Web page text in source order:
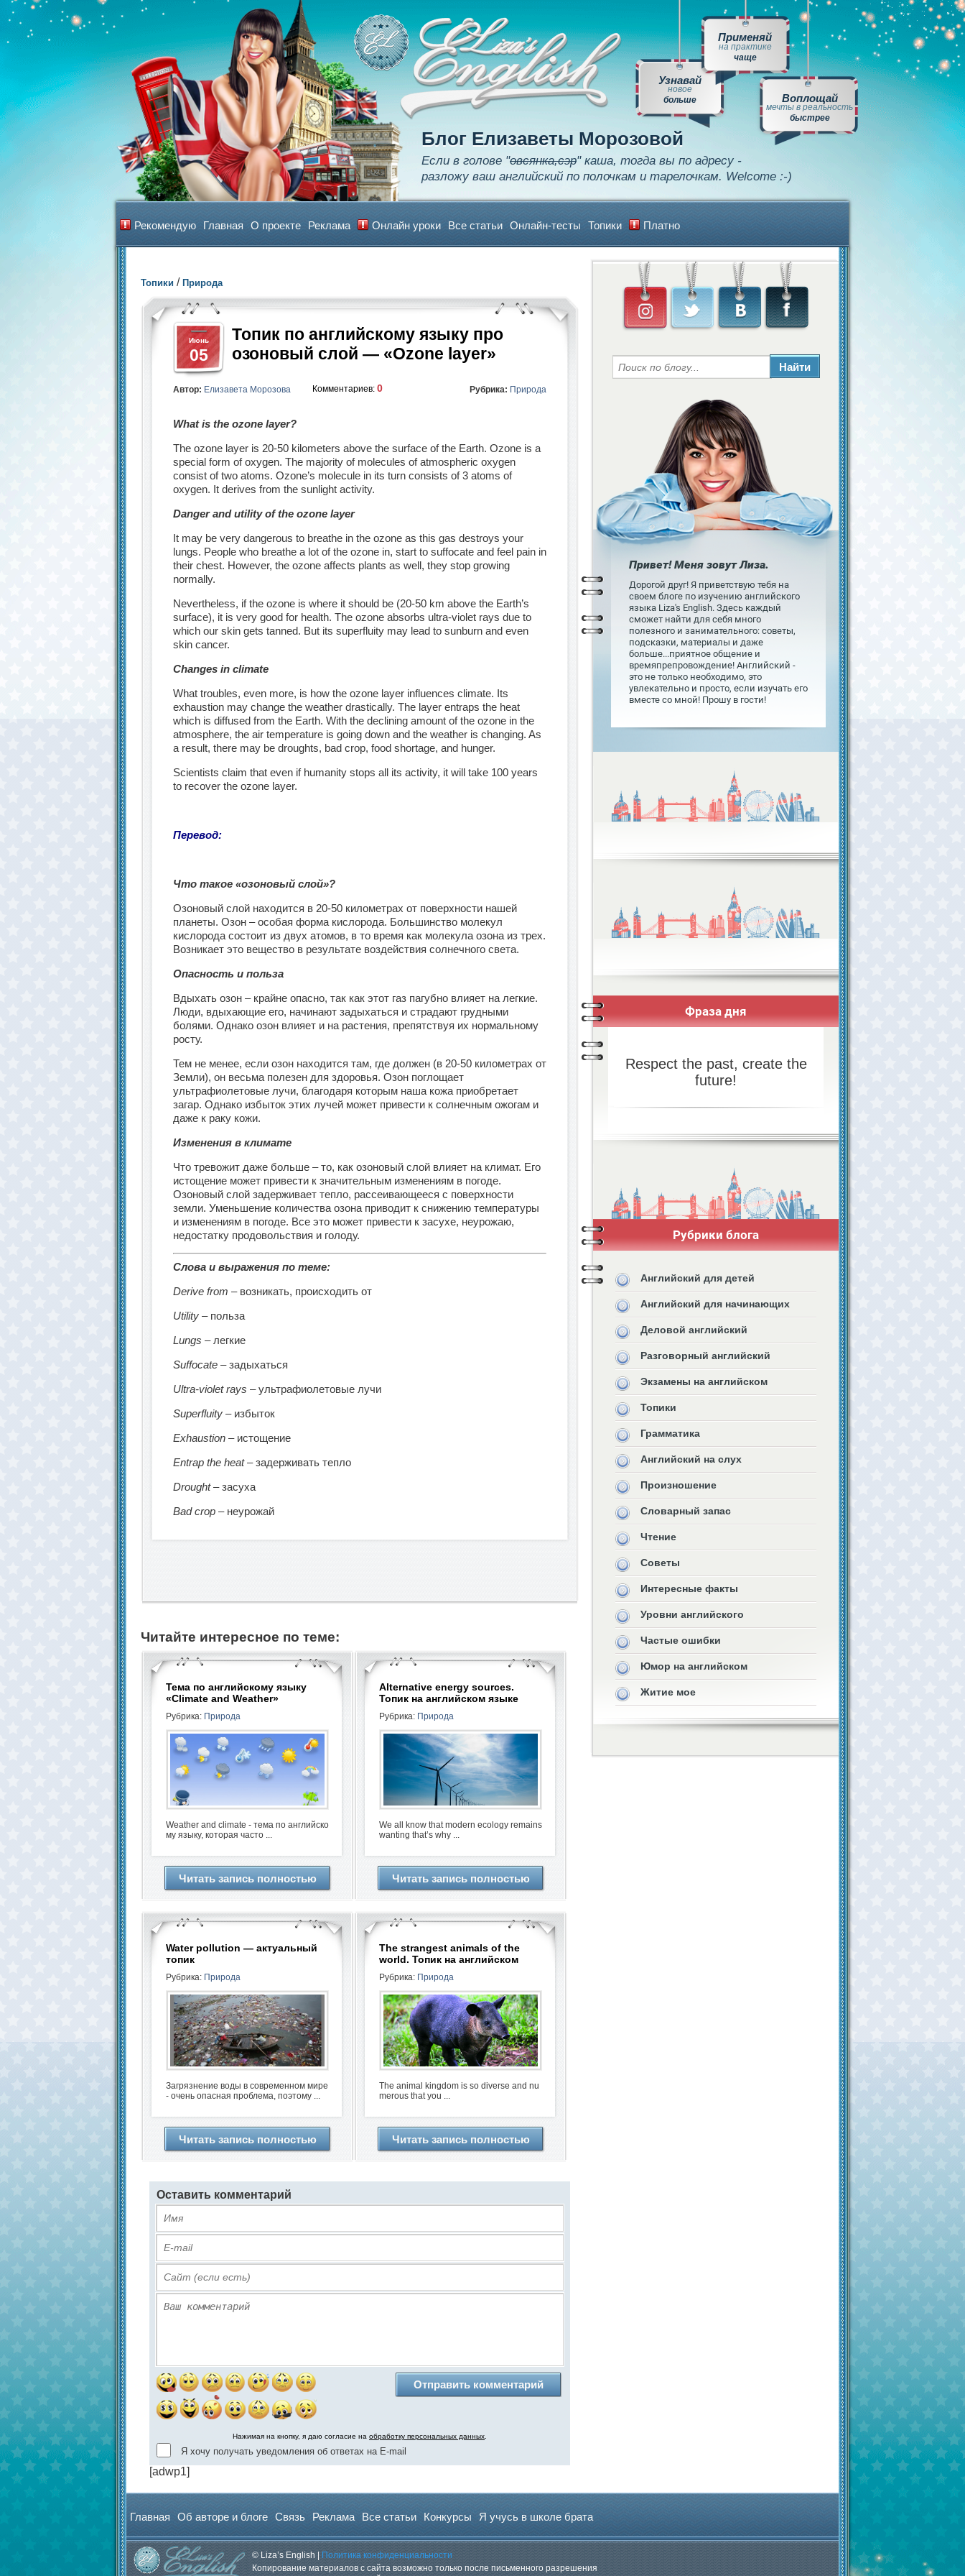
Блог Елизаветы Морозовой
Если в голове "овсянка,сэр" каша, тогда вы по адресу -
разложу ваш английский по полочкам и тарелочкам. Welcome :-)
Узнавай
Learn
новое
больше
Применяй
Apply
на практике
чаще
Воплощай
Realize
мечты в реальность
быстрее
Рекомендую Главная О проекте Реклама Онлайн уроки Все статьи Онлайн-тесты Топики Платно
Топики / Природа
Июнь
05
Топик по английскому языку про
озоновый слой — «Ozone layer»
Автор: Елизавета Морозова Комментариев: 0 Рубрика: Природа
What is the ozone layer?
The ozone layer is 20-50 kilometers above the surface of the Earth. Ozone is a
special form of oxygen. The majority of molecules of atmospheric oxygen
consist of two atoms. Ozone’s molecule in its turn consists of 3 atoms of
oxygen. It derives from the sunlight activity.
Danger and utility of the ozone layer
It may be very dangerous to breathe in the ozone as this gas destroys your
lungs. People who breathe a lot of the ozone in, start to suffocate and feel pain in
their chest. However, the ozone affects plants as well, they stop growing
normally.
Nevertheless, if the ozone is where it should be (20-50 km above the Earth’s
surface), it is very good for health. The ozone absorbs ultra-violet rays due to
which our skin gets tanned. But its superfluity may lead to sunburn and even
skin cancer.
Changes in climate
What troubles, even more, is how the ozone layer influences climate. Its
exhaustion may change the weather drastically. The layer entraps the heat
which is diffused from the Earth. With the declining amount of the ozone in the
atmosphere, the air temperature is going down and the weather is changing. As
a result, there may be droughts, bad crop, food shortage, and hunger.
Scientists claim that even if humanity stops all its activity, it will take 100 years
to recover the ozone layer.
Перевод:
Что такое «озоновый слой»?
Озоновый слой находится в 20-50 километрах от поверхности нашей
планеты. Озон – особая форма кислорода. Большинство молекул
кислорода состоит из двух атомов, в то время как молекула озона из трех.
Возникает это вещество в результате воздействия солнечного света.
Опасность и польза
Вдыхать озон – крайне опасно, так как этот газ пагубно влияет на легкие.
Люди, вдыхающие его, начинают задыхаться и страдают грудными
болями. Однако озон влияет и на растения, препятствуя их нормальному
росту.
Тем не менее, если озон находится там, где должен (в 20-50 километрах от
Земли), он весьма полезен для здоровья. Озон поглощает
ультрафиолетовые лучи, благодаря которым наша кожа приобретает
загар. Однако избыток этих лучей может привести к солнечным ожогам и
даже к раку кожи.
Изменения в климате
Что тревожит даже больше – то, как озоновый слой влияет на климат. Его
истощение может привести к значительным изменениям в погоде.
Озоновый слой задерживает тепло, рассеивающееся с поверхности
земли. Уменьшение количества озона приводит к снижению температуры
и изменениям в погоде. Все это может привести к засухе, неурожаю,
недостатку продовольствия и голоду.
Слова и выражения по теме:
Derive from – возникать, происходить от
Utility – польза
Lungs – легкие
Suffocate – задыхаться
Ultra-violet rays – ультрафиолетовые лучи
Superfluity – избыток
Exhaustion – истощение
Entrap the heat– задерживать тепло
Drought– засуха
Bad crop – неурожай
Читайте интересное по теме:
Тема по английскому языку
«Climate and Weather»
Рубрика: Природа
Weather and climate - тема по английско
му языку, которая часто ...
Читать запись полностью
Alternative energy sources.
Топик на английском языке
Рубрика: Природа
We all know that modern ecology remains
wanting that’s why ...
Читать запись полностью
Water pollution — актуальный
топик
Рубрика: Природа
Загрязнение воды в современном мире
- очень опасная проблема, поэтому ...
Читать запись полностью
The strangest animals of the
world. Топик на английском
Рубрика: Природа
The animal kingdom is so diverse and nu
merous that you ...
Читать запись полностью
Оставить комментарий
Нажимая на кнопку, я даю согласие на обработку персональных данных
Я хочу получать уведомления об ответах на E-mail
[adwp1]
Привет! Меня зовут Лиза.
Дорогой друг! Я приветствую тебя на
своем блоге по изучению английского
языка Liza's English. Здесь каждый
сможет найти для себя много
полезного и занимательного: советы,
подсказки, материалы и даже
больше...приятное общение и
времяпрепровождение! Английский -
это не только необходимо, это
увлекательно и просто, если изучать его
вместе со мной! Прошу в гости!
Фраза дня
Respect the past, create the
future!
Рубрики блога
Английский для детей
Английский для начинающих
Деловой английский
Разговорный английский
Экзамены на английском
Топики
Грамматика
Английский на слух
Произношение
Словарный запас
Чтение
Советы
Интересные факты
Уровни английского
Частые ошибки
Юмор на английском
Житие мое
Главная Об авторе и блоге Связь Реклама Все статьи Конкурсы Я учусь в школе брата
© Liza’s English | Политика конфиденциальности
Копирование материалов с сайта возможно только после письменного разрешения